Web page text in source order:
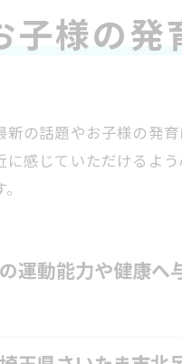
子様の発
の話題やお子様の発
に感じていただけるよ
運動能力や健康